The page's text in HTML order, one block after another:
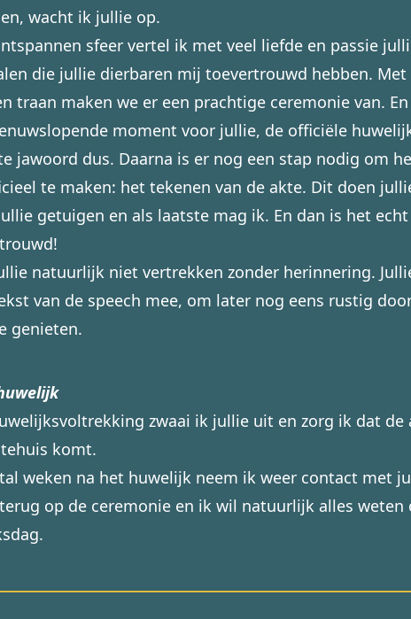
wacht ik jullie op.
sfeer vertel ik met veel liefde en passie
die jullie dierbaren mij toevertrouwd hebben. Met
traan maken we er een prachtige ceremonie van.
moment voor jullie, de officiële
jawoord dus. Daarna is er nog een stap nodig om
te maken: het tekenen van de akte. Dit doen
getuigen en als laatste mag ik. En dan is het
natuurlijk niet vertrekken zonder herinnering.
van de speech mee, om later nog eens rustig
genieten.
zwaai ik jullie uit en zorg ik dat de
komt.
weken na het huwelijk neem ik weer contact met
op de ceremonie en ik wil natuurlijk alles weten